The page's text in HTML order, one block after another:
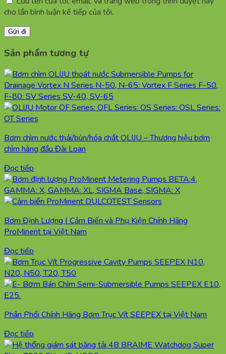
cho lần bình luận kế tiếp của tôi.
Sản phẩm tương tự
Bơm chìm nước thải/bùn/hóa chất OLIJU – Thương hiệu bơm
chìm hàng đầu Đài Loan
Đọc tiếp
Bơm Định Lượng | Cảm Biến và Phụ Kiện Chính Hãng
ProMinent tại Việt Nam
Đọc tiếp
Phân Phối Chính Hãng Bơm Trục Vít SEEPEX tại Việt Nam
Đọc tiếp